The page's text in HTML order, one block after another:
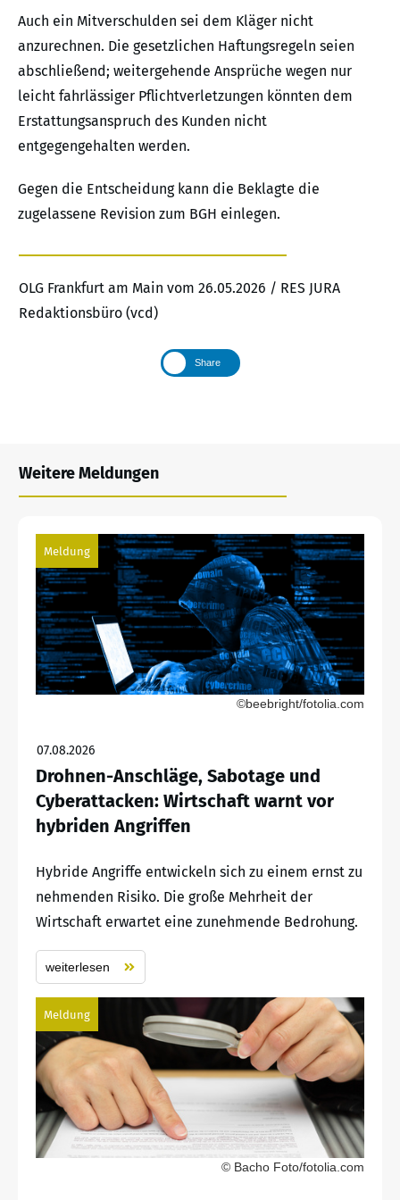
Auch ein Mitverschulden sei dem Kläger nicht
anzurechnen. Die gesetzlichen Haftungsregeln seien
abschließend; weitergehende Ansprüche wegen nur
leicht fahrlässiger Pflichtverletzungen könnten dem
Erstattungsanspruch des Kunden nicht
entgegengehalten werden.
Gegen die Entscheidung kann die Beklagte die
zugelassene Revision zum BGH einlegen.
OLG Frankfurt am Main vom 26.05.2026 / RES JURA
Redaktionsbüro (vcd)
Share
Weitere Meldungen
Meldung
©beebright/fotolia.com
07.08.2026
Drohnen-Anschläge, Sabotage und
Cyberattacken: Wirtschaft warnt vor
hybriden Angriffen
Hybride Angriffe entwickeln sich zu einem ernst zu
nehmenden Risiko. Die große Mehrheit der
Wirtschaft erwartet eine zunehmende Bedrohung.
weiterlesen
Meldung
© Bacho Foto/fotolia.com